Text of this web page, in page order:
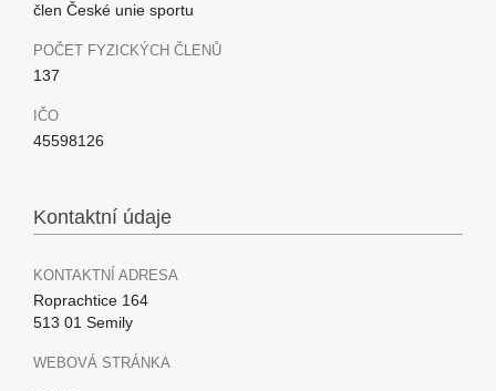
člen České unie sportu
POČET FYZICKÝCH ČLENŮ
137
IČO
45598126
Kontaktní údaje
KONTAKTNÍ ADRESA
Roprachtice 164
513 01 Semily
WEBOVÁ STRÁNKA